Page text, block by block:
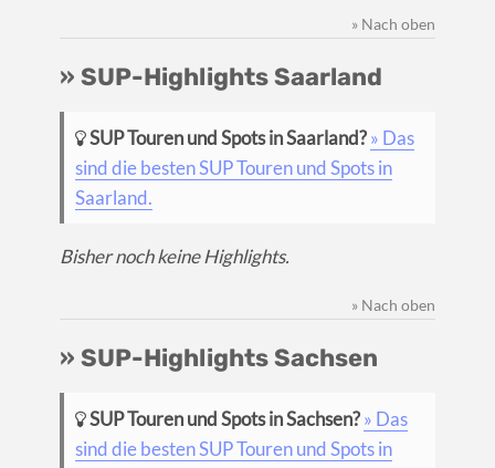
» Nach oben
» SUP-Highlights Saarland
SUP Touren und Spots in Saarland?» Das
sind die besten SUP Touren und Spots in
Saarland.
Bisher noch keine Highlights.
» Nach oben
» SUP-Highlights Sachsen
SUP Touren und Spots in Sachsen?» Das
sind die besten SUP Touren und Spots in